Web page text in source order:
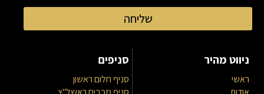
שליחה
ניווט מהיר
ראשי
סניפים
סניף חלום ראשון